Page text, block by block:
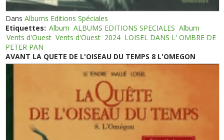
DansAlbums Editions Spéciales
Etiquettes: Album ALBUMS EDITIONS SPECIALES Album
Vents d'Ouest Vents d'Ouest 2024 LOISEL DANS L' OMBRE DE
PETER PAN
AVANT LA QUETE DE L'OISEAU DU TEMPS 8 L'OMEGON